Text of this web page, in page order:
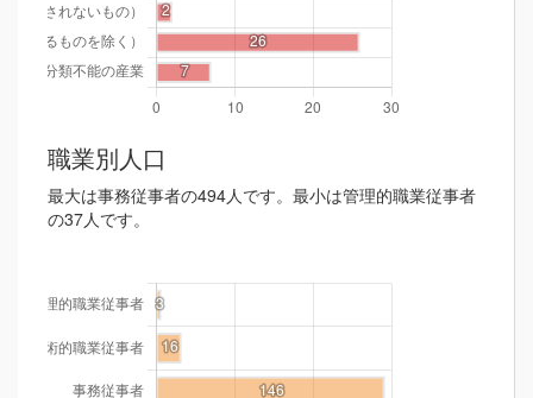
職業別人口
最大は事務従事者の494人です。最小は管理的職業従事者
の37人です。